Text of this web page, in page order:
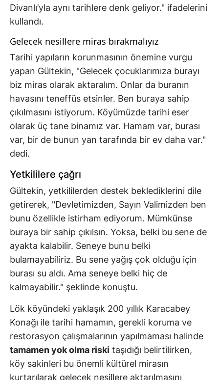
Divanlı’yla aynı tarihlere denk geliyor." ifadelerini
kullandı.
Gelecek nesillere miras bırakmalıyız
Tarihi yapıların korunmasının önemine vurgu
yapan Gültekin, "Gelecek çocuklarımıza burayı
biz miras olarak aktaralım. Onlar da buranın
havasını teneffüs etsinler. Ben buraya sahip
çıkılmasını istiyorum. Köyümüzde tarihi eser
olarak üç tane binamız var. Hamam var, burası
var, bir de bunun yan tarafında bir ev daha var."
dedi.
Yetkililere çağrı
Gültekin, yetkililerden destek beklediklerini dile
getirerek, "Devletimizden, Sayın Valimizden ben
bunu özellikle istirham ediyorum. Mümkünse
buraya bir sahip çıkılsın. Yoksa, belki bu sene de
ayakta kalabilir. Seneye bunu belki
bulamayabiliriz. Bu sene yağış çok olduğu için
burası su aldı. Ama seneye belki hiç de
kalmayabilir." şeklinde konuştu.
Lök köyündeki yaklaşık 200 yıllık Karacabey
Konağı ile tarihi hamamın, gerekli koruma ve
restorasyon çalışmalarının yapılmaması halinde
tamamen yok olma riski taşıdığı belirtilirken,
köy sakinleri bu önemli kültürel mirasın
kurtarılarak gelecek nesillere aktarılmasını